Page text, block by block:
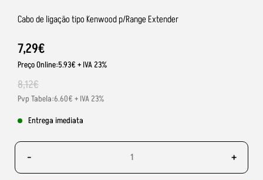
Cabo de ligação tipo Kenwood p/Range Extender
7,29€
Preço Online:5.93€ + IVA 23%
8,12€
Pvp Tabela:6.60€ + IVA 23%
Entrega imediata
- +